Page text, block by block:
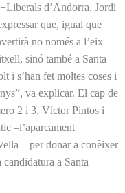
d’Andorra, Jordi
que, igual que
no només a l’eix
sinó també a Santa
i s’han fet moltes coses i
va explicar. El cap de
2 i 3, Víctor Pintos i
–l’aparcament
per donar a conèixer
a Santa